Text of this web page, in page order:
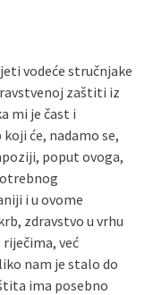
vodeće stručnjake
zaštiti iz
mi je čast i
će, nadamo se,
poput ovoga,
i u ovome
zdravstvo u vrhu
već
nam je stalo do
ima posebno